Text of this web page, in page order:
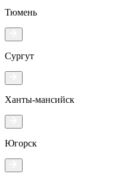
Тюмень
Сургут
Ханты-мансийск
Югорск